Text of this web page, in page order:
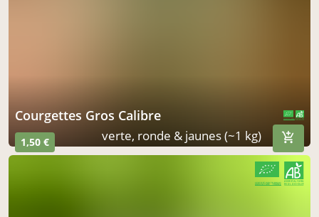
Courgettes Gros Calibre
1,50 € verte, ronde & jaunes (~1 kg)
CERTIFIÉ PAR FR-BIO-01
AGRICULTURE FRANCE